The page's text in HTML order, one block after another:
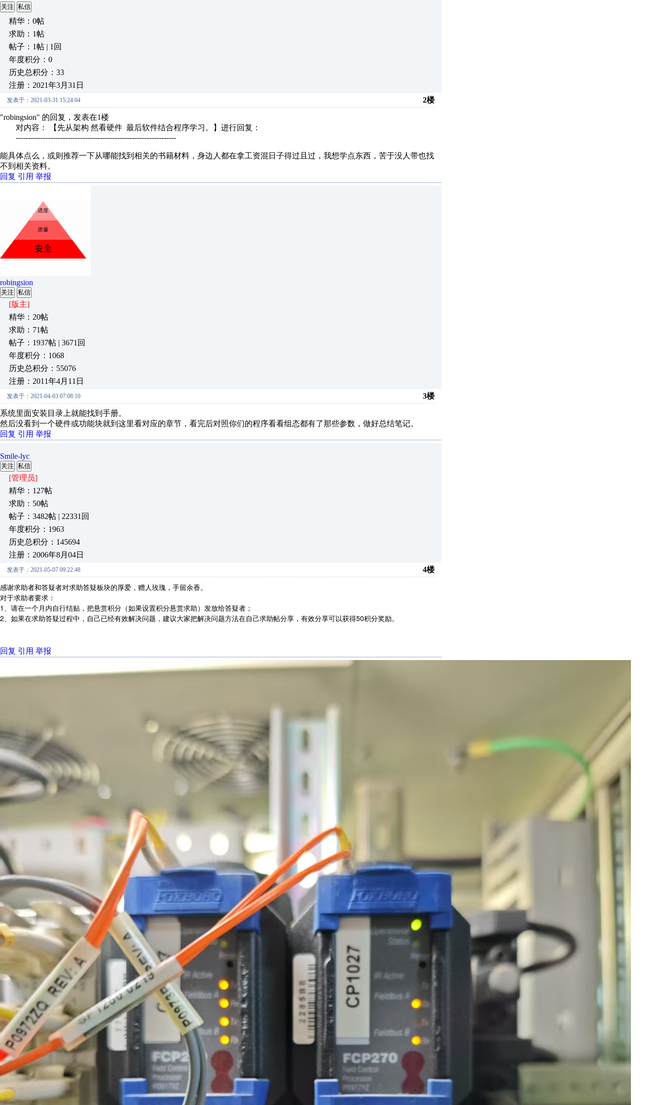
关注 私信
精华：0帖
求助：1帖
帖子：1帖 | 1回
年度积分：0
历史总积分：33
注册：2021年3月31日
发表于：2021-03-31 15:24:04 2楼
"robingsion" 的回复，发表在1楼
对内容： 【先从架构 然看硬件 最后软件结合程序学习。】进行回复：
-----------------------------------------------------------------
能具体点么，或则推荐一下从哪能找到相关的书籍材料，身边人都在拿工资混日子得过且过，我想学点东西，苦于没人带也找
不到相关资料。
回复 引用 举报
robingsion
关注 私信
[版主]
精华：20帖
求助：71帖
帖子：1937帖 | 3671回
年度积分：1068
历史总积分：55076
注册：2011年4月11日
发表于：2021-04-03 07:08:10 3楼
系统里面安装目录上就能找到手册。
然后没看到一个硬件或功能块就到这里看对应的章节，看完后对照你们的程序看看组态都有了那些参数，做好总结笔记。
回复 引用 举报
Smile-lyc
关注 私信
[管理员]
精华：127帖
求助：50帖
帖子：3482帖 | 22331回
年度积分：1963
历史总积分：145694
注册：2006年8月04日
发表于：2021-05-07 09:22:48 4楼
感谢求助者和答疑者对求助答疑板块的厚爱，赠人玫瑰，手留余香。
对于求助者要求：
1、请在一个月内自行结贴，把悬赏积分（如果设置积分悬赏求助）发放给答疑者；
2、如果在求助答疑过程中，自己已经有效解决问题，建议大家把解决问题方法在自己求助帖分享，有效分享可以获得50积分奖励。
回复 引用 举报